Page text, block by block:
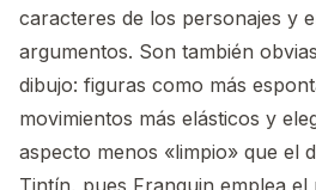
caracteres de los personajes y
argumentos. Son también
dibujo: figuras como más
movimientos más elásticos y
aspecto menos «limpio» que el
Tintín, pues Franquin emplea